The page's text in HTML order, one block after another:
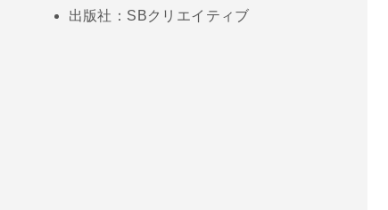
出版社：SBクリエイティブ